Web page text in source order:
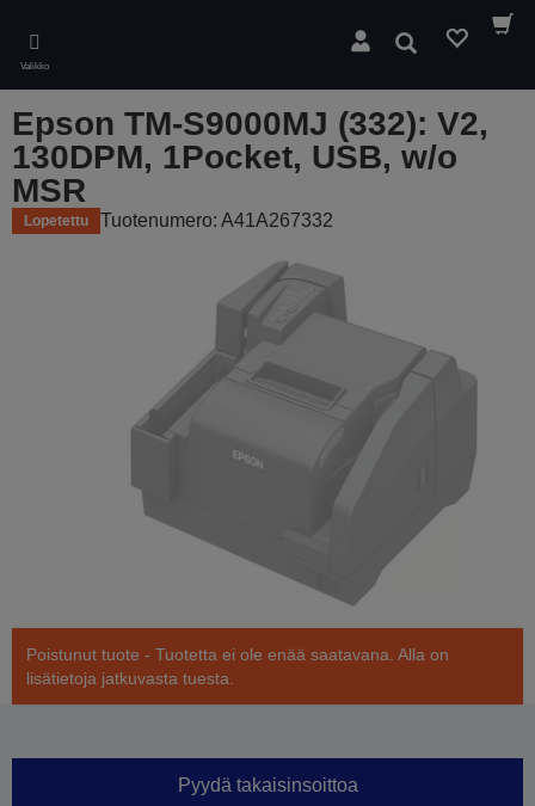
main
content
Valikko
Hae
Epson TM-S9000MJ (332): V2,
130DPM, 1Pocket, USB, w/o
MSR
Lopetettu Tuotenumero: A41A267332
Poistunut tuote - Tuotetta ei ole enää saatavana. Alla on
lisätietoja jatkuvasta tuesta.
Pyydä takaisinsoittoa